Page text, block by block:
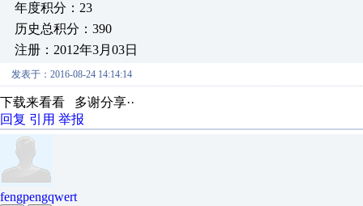
年度积分：23
历史总积分：390
注册：2012年3月03日
发表于：2016-08-24 14:14:14
下载来看看 多谢分享··
回复 引用 举报
fengpengqwert